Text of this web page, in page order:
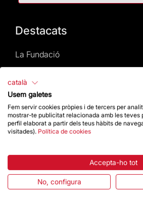
Destacats
La Fundació
Preguntes freqüents
Atenció al Visitant
Normativa i condicions de compra
Agenda
català
Usem galetes
Fem servir cookies pròpies i de tercers per
mostrar-te publicitat relacionada amb les teves
perfil elaborat a partir dels teus hàbits de
visitades). Política de cookies
Accepta-ho tot
No, configura